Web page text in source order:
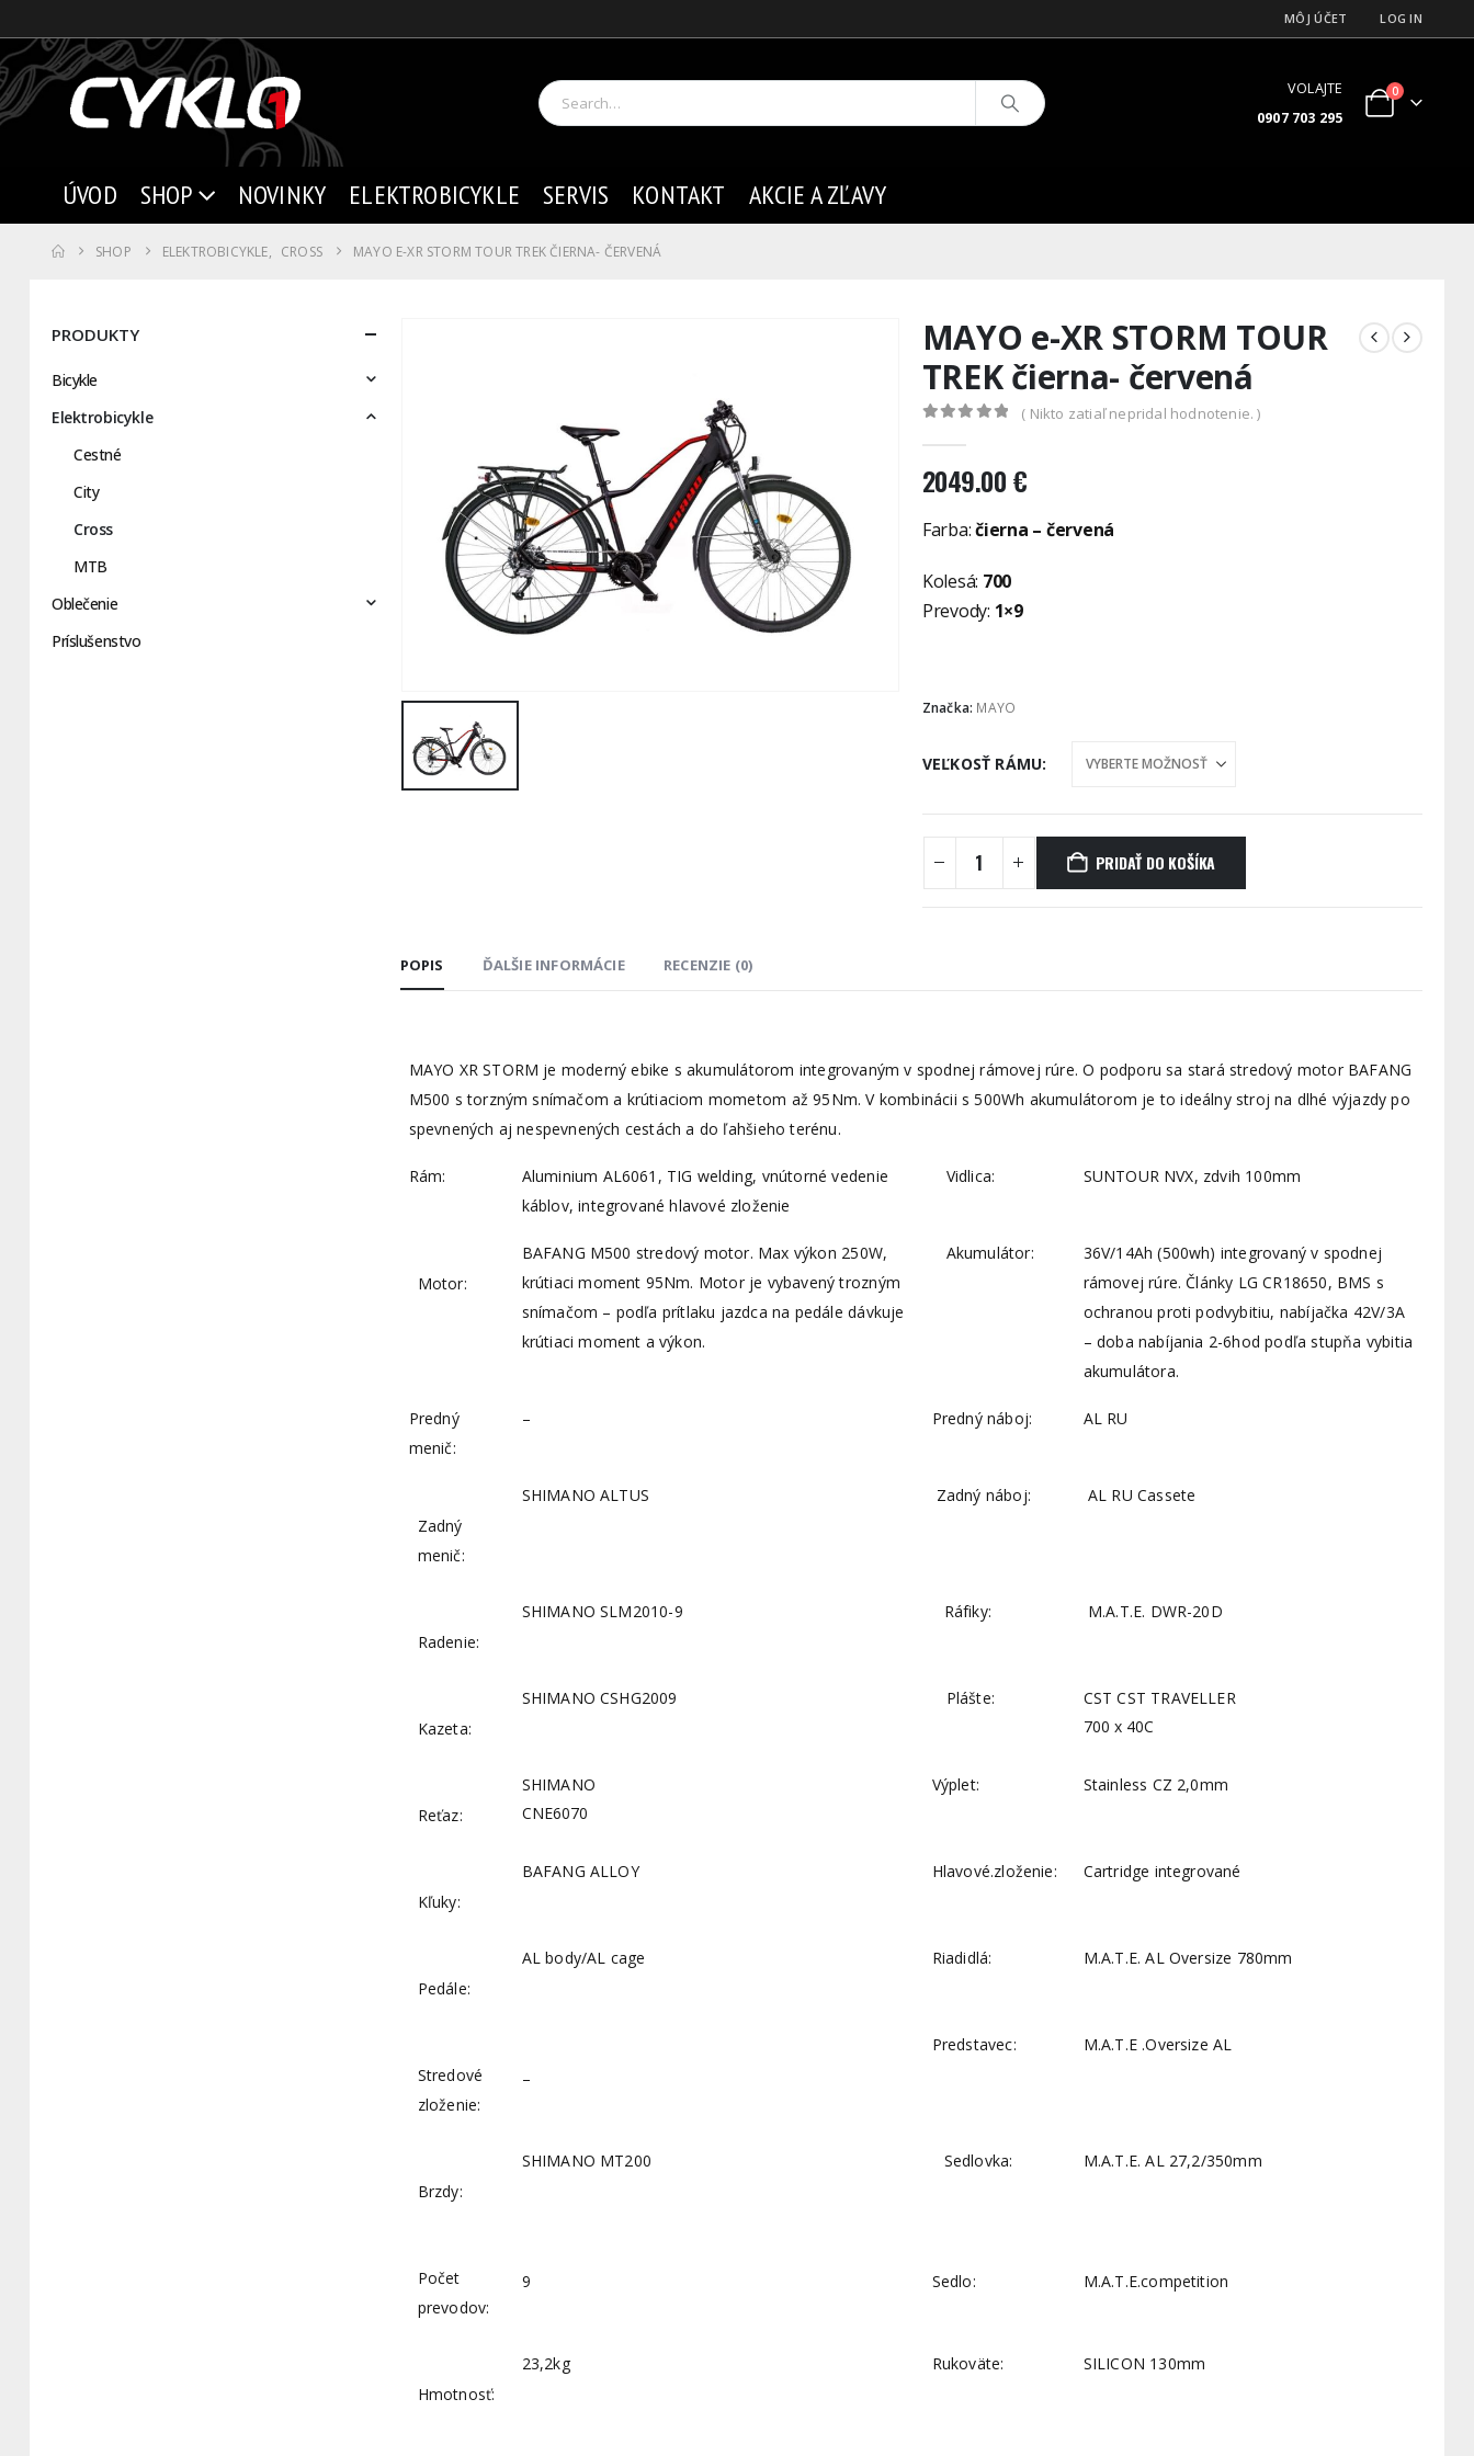
MÔJ ÚČET LOG IN
VOLAJTE
0907 703 295
0
ÚVOD SHOP NOVINKY ELEKTROBICYKLE SERVIS KONTAKT AKCIE A ZĽAVY
SHOP ELEKTROBICYKLE, CROSS MAYO E-XR STORM TOUR TREK ČIERNA- ČERVENÁ
MAYO e-XR STORM TOUR
TREK čierna- červená
( Nikto zatiaľ nepridal hodnotenie. )
2049.00€
Farba:čierna – červená
Kolesá: 700
Prevody: 1×9
Značka: MAYO
VEĽKOSŤ RÁMU
PRIDAŤ DO KOŠÍKA
POPIS ĎALŠIE INFORMÁCIE RECENZIE (0)
MAYO XR STORM je moderný ebike s akumulátorom integrovaným v spodnej rámovej rúre. O podporu sa stará stredový motor BAFANG
M500 s torzným snímačom a krútiaciom mometom až 95Nm. V kombinácii s 500Wh akumulátorom je to ideálny stroj na dlhé výjazdy po
spevnených aj nespevnených cestách a do ľahšieho terénu.
Rám:
Aluminium AL6061, TIG welding, vnútorné vedenie
káblov, integrované hlavové zloženie
Vidlica: SUNTOUR NVX, zdvih 100mm
Motor:
BAFANG M500 stredový motor. Max výkon 250W,
krútiaci moment 95Nm. Motor je vybavený trozným
snímačom – podľa prítlaku jazdca na pedále dávkuje
krútiaci moment a výkon.
Akumulátor:
36V/14Ah (500wh) integrovaný v spodnej
rámovej rúre. Články LG CR18650, BMS s
ochranou proti podvybitiu, nabíjačka 42V/3A
– doba nabíjania 2-6hod podľa stupňa vybitia
akumulátora.
Predný
menič:
– Predný náboj: AL RU
Zadný
menič:
SHIMANO ALTUS Zadný náboj: AL RU Cassete
Radenie:
SHIMANO SLM2010-9 Ráfiky: M.A.T.E. DWR-20D
Kazeta:
SHIMANO CSHG2009 Plášte:
CST CST TRAVELLER
700 x 40C
Reťaz:
SHIMANO
CNE6070
Výplet: Stainless CZ 2,0mm
Kľuky:
BAFANG ALLOY Hlavové.zloženie: Cartridge integrované
Pedále:
AL body/AL cage Riadidlá: M.A.T.E. AL Oversize 780mm
Stredové
zloženie:
–
Predstavec: M.A.T.E .Oversize AL
Brzdy:
SHIMANO MT200 Sedlovka: M.A.T.E. AL 27,2/350mm
Počet
prevodov:
9 Sedlo: M.A.T.E.competition
Hmotnosť:
23,2kg Rukoväte: SILICON 130mm
PRODUKTY
Bicykle
Elektrobicykle
Cestné
City
Cross
MTB
Oblečenie
Príslušenstvo